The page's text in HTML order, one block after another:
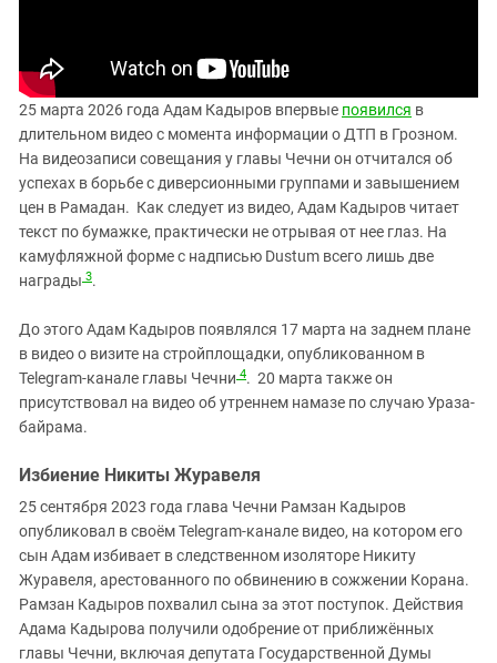
25 марта 2026 года Адам Кадыров впервые появился в
длительном видео с момента информации о ДТП в Грозном.
На видеозаписи совещания у главы Чечни он отчитался об
успехах в борьбе с диверсионными группами и завышением
цен в Рамадан. Как следует из видео, Адам Кадыров читает
текст по бумажке, практически не отрывая от нее глаз. На
камуфляжной форме с надписью Dustum всего лишь две
награды 3.
До этого Адам Кадыров появлялся 17 марта на заднем плане
в видео о визите на стройплощадки, опубликованном в
Telegram-канале главы Чечни 4. 20 марта также он
присутствовал на видео об утреннем намазе по случаю Ураза-
байрама.
Избиение Никиты Журавеля
25 сентября 2023 года глава Чечни Рамзан Кадыров
опубликовал в своём Telegram-канале видео, на котором его
сын Адам избивает в следственном изоляторе Никиту
Журавеля, арестованного по обвинению в сожжении Корана.
Рамзан Кадыров похвалил сына за этот поступок. Действия
Адама Кадырова получили одобрение от приближённых
главы Чечни, включая депутата Государственной Думы